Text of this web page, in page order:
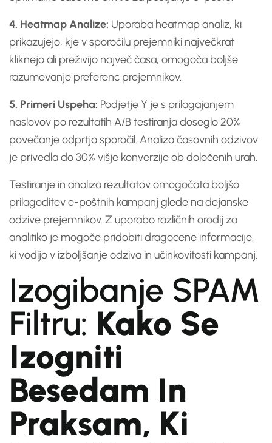
4. Heatmap Analize: Uporaba heatmap analiz, ki
prikazujejo, kje v sporočilu prejemniki največkrat
kliknejo ali preživijo največ časa, omogoča boljše
razumevanje preferenc prejemnikov.
5. Primeri Uspeha: Podjetje Y je s prilagajanjem
naslovov po rezultatih A/B testiranja doseglo 20%
povečanje odprtja sporočil. Analiza časovnih odzivov
je privedla do 30% višje konverzije ob določenih urah.
Testiranje in analiza rezultatov omogočata boljšo
prilagoditev e-poštnih kampanj glede na dejanske
odzive prejemnikov. Z uporabo različnih orodij za
analitiko je mogoče pridobiti dragocene informacije,
ki vodijo v izboljšanje odziva in učinkovitosti kampanj.
Izogibanje SPAM
Filtru: Kako Se
Izogniti
Besedam In
Praksam, Ki